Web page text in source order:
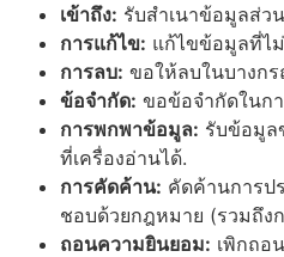
เข้าถึง: รับสำเนาข้อมูลส่
การแก้ไข: แก้ไขข้อมูลที่ไ
การลบ: ขอให้ลบในบางก
ข้อจำกัด: ขอข้อจำกัดในก
การพกพาข้อมูล: รับข้อมูล
ที่เครื่องอ่านได้.
การคัดค้าน: คัดค้านการป
ชอบด้วยกฎหมาย (รวมถึง
ถอนความยินยอม: เพิกถอ